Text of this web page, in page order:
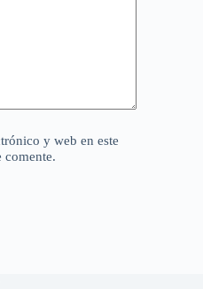
y web en este
comente.